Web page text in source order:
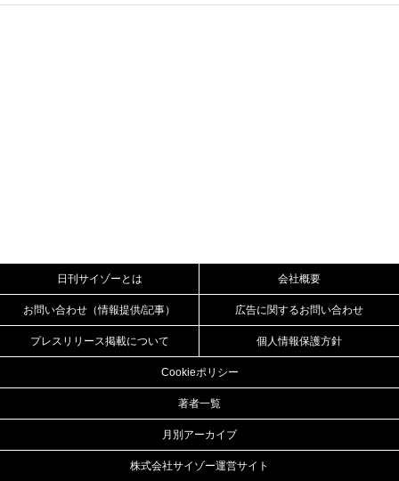
日刊サイゾーとは 会社概要
お問い合わせ（情報提供/記事） 広告に関するお問い合わせ
プレスリリース掲載について 個人情報保護方針
Cookieポリシー
著者一覧
月別アーカイブ
株式会社サイゾー運営サイト